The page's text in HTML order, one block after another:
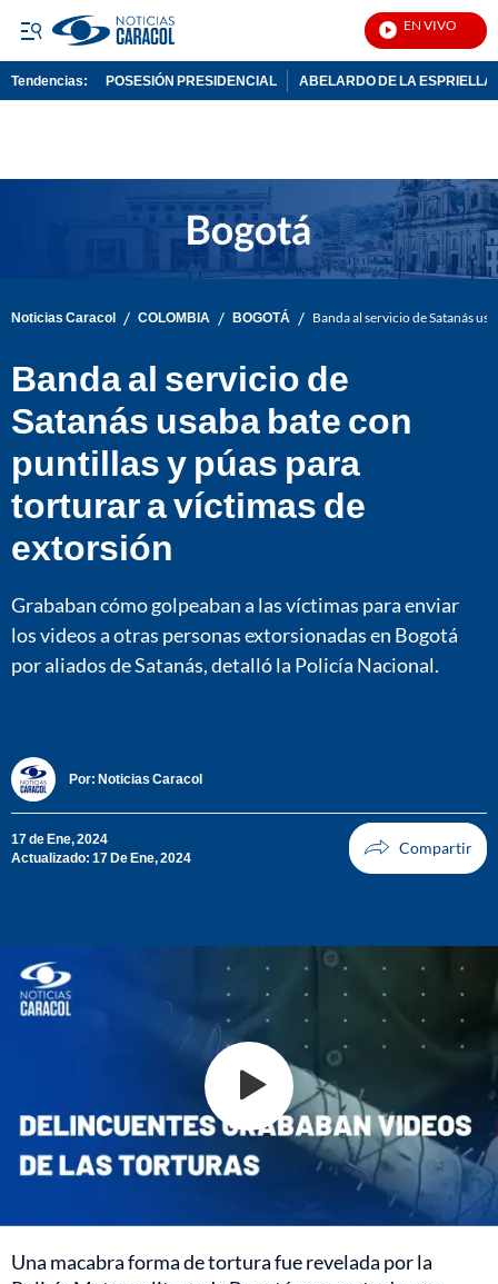
EN VIVO
Tendencias: POSESIÓN PRESIDENCIAL ABELARDO DE LA ESPRIELLA
Noticias Caracol / COLOMBIA / BOGOTÁ / Banda al servicio de Satanás
Banda al servicio de
Satanás usaba bate con
puntillas y púas para
torturar a víctimas de
extorsión
Grababan cómo golpeaban a las víctimas para enviar
los videos a otras personas extorsionadas en Bogotá
por aliados de Satanás, detalló la Policía Nacional.
Por: Noticias Caracol
17 de Ene, 2024
Actualizado: 17 De Ene, 2024
Una macabra forma de tortura fue revelada por la